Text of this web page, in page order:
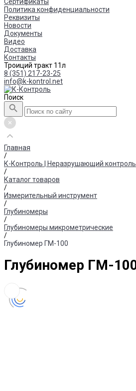
Политика конфиденциальности
Реквизиты
Новости
Документы
Видео
Доставка
Контакты
Троиций тракт 11л
8 (351) 217-23-25
info@k-kontrol.net
Поиск
Главная
/
К-Контроль | Неразрушающий
/
Каталог товаров
/
Измерительный инструмент
/
Глубиномеры
/
Глубиномеры микрометрические
/
Глубиномер ГМ-100
Глубиномер ГМ-